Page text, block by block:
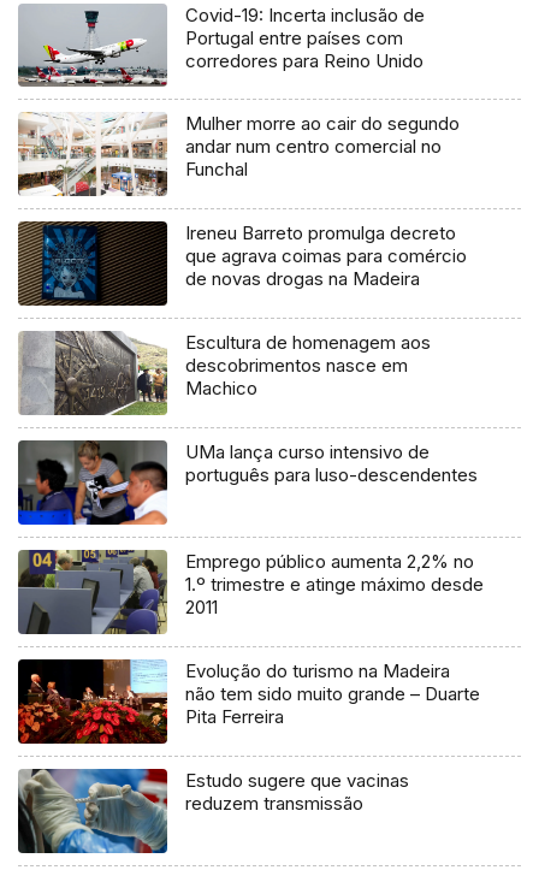
Covid-19: Incerta inclusão de
Portugal entre países com
corredores para Reino Unido
Mulher morre ao cair do segundo
andar num centro comercial no
Funchal
Ireneu Barreto promulga decreto
que agrava coimas para comércio
de novas drogas na Madeira
Escultura de homenagem aos
descobrimentos nasce em
Machico
UMa lança curso intensivo de
português para luso-descendentes
Emprego público aumenta 2,2% no
1.º trimestre e atinge máximo desde
2011
Evolução do turismo na Madeira
não tem sido muito grande – Duarte
Pita Ferreira
Estudo sugere que vacinas
reduzem transmissão